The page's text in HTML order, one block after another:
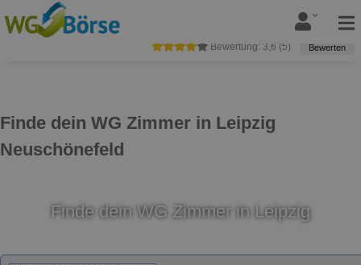
Finde dein WG Zimmer in Leipzig
Neuschönefeld
Bewertung: 3,6 (5) Bewerten
Finde dein WG Zimmer in Leipzig